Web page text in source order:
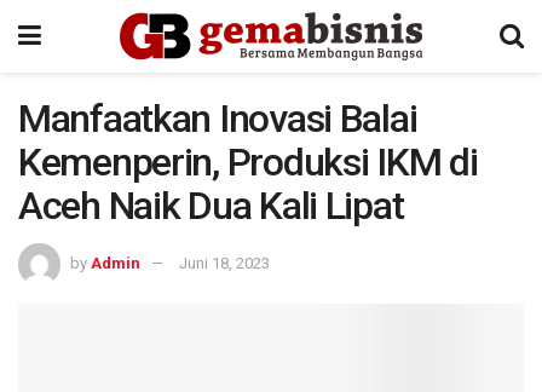
Manfaatkan Inovasi Balai
Kemenperin, Produksi IKM di
Aceh Naik Dua Kali Lipat
by Admin Juni 18, 2023